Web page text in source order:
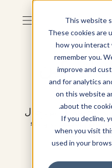
This website
These cookies are
how you interact
remember you.
improve and
and for analytics
on this website
about the
If you decline,
when you visit
used in your
لتمكين
الخاصة بك من خلال
عن المبيعات وأداء
ذلك الكثير.